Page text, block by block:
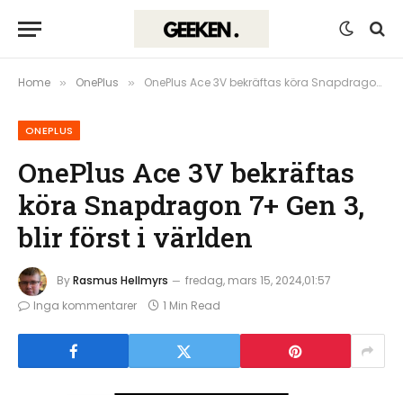
Home » OnePlus » OnePlus Ace 3V bekräftas köra Snapdragon 7+ Gen 3, blir först i världen
ONEPLUS
OnePlus Ace 3V bekräftas
köra Snapdragon 7+ Gen 3,
blir först i världen
ByRasmus Hellmyrs
fredag, mars 15, 2024,01:57
Inga kommentarer
1 Min Read